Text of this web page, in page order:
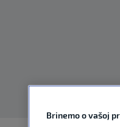
Brinemo o vašoj